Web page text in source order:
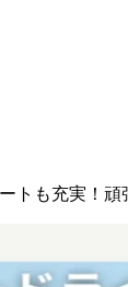
トも充実！